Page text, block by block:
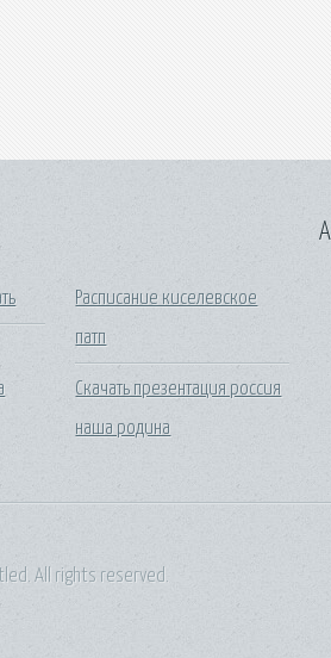
Расписание киселевское
патп
Скачать презентация россия
наша родина
All rights reserved.